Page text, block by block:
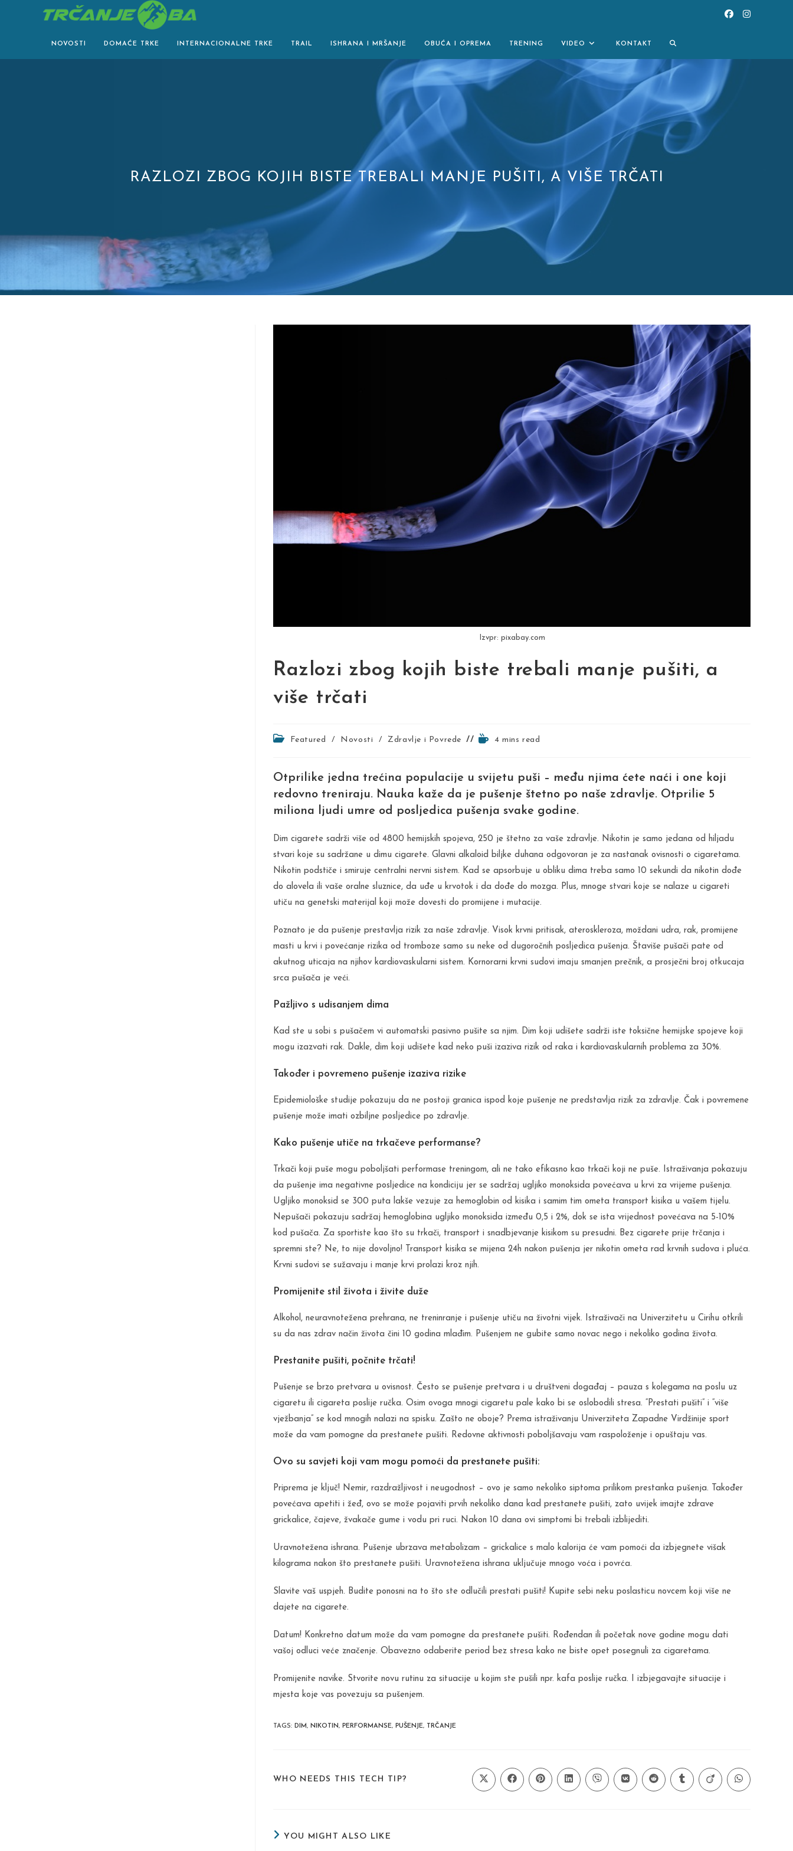
NOVOSTI DOMAĆE TRKE INTERNACIONALNE TRKE TRAIL ISHRANA I MRŠANJE OBUĆA I OPREMA TRENING VIDEO KONTAKT TOGGLE
WEBSITE
SEARCH
RAZLOZI ZBOG KOJIH BISTE TREBALI MANJE PUŠITI, A VIŠE TRČATI
Izvpr: pixabay.com
Razlozi zbog kojih biste trebali manje pušiti, a
više trčati
PostFeatured / Novosti / Zdravlje i Povrede
Reading4 mins read
Otprilike jedna trećina populacije u svijetu puši – među njima ćete naći i one koji
redovno treniraju. Nauka kaže da je pušenje štetno po naše zdravlje. Otprilie 5
miliona ljudi umre od posljedica pušenja svake godine.
Dim cigarete sadrži više od 4800 hemijskih spojeva, 250 je štetno za vaše zdravlje. Nikotin je samo jedana od hiljadu
stvari koje su sadržane u dimu cigarete. Glavni alkaloid biljke duhana odgovoran je za nastanak ovisnosti o cigaretama.
Nikotin podstiče i smiruje centralni nervni sistem. Kad se apsorbuje u obliku dima treba samo 10 sekundi da nikotin dođe
do alovela ili vaše oralne sluznice, da uđe u krvotok i da dođe do mozga. Plus, mnoge stvari koje se nalaze u cigareti
utiču na genetski materijal koji može dovesti do promijene i mutacije.
Poznato je da pušenje prestavlja rizik za naše zdravlje. Visok krvni pritisak, ateroskleroza, moždani udra, rak, promijene
masti u krvi i povećanje rizika od tromboze samo su neke od dugoročnih posljedica pušenja. Štaviše pušači pate od
akutnog uticaja na njihov kardiovaskularni sistem. Kornorarni krvni sudovi imaju smanjen prečnik, a prosječni broj otkucaja
srca pušača je veći.
Pažljivo s udisanjem dima
Kad ste u sobi s pušačem vi automatski pasivno pušite sa njim. Dim koji udišete sadrži iste toksične hemijske spojeve koji
mogu izazvati rak. Dakle, dim koji udišete kad neko puši izaziva rizik od raka i kardiovaskularnih problema za 30%.
Također i povremeno pušenje izaziva rizike
Epidemiološke studije pokazuju da ne postoji granica ispod koje pušenje ne predstavlja rizik za zdravlje. Čak i povremene
pušenje može imati ozbiljne posljedice po zdravlje.
Kako pušenje utiče na trkačeve performanse?
Trkači koji puše mogu poboljšati performase treningom, ali ne tako efikasno kao trkači koji ne puše. Istraživanja pokazuju
da pušenje ima negativne posljedice na kondiciju jer se sadržaj ugljiko monoksida povećava u krvi za vrijeme pušenja.
Ugljiko monoksid se 300 puta lakše vezuje za hemoglobin od kisika i samim tim ometa transport kisika u vašem tijelu.
Nepušači pokazuju sadržaj hemoglobina ugljiko monoksida između 0,5 i 2%, dok se ista vrijednost povećava na 5-10%
kod pušača. Za sportiste kao što su trkači, transport i snadbjevanje kisikom su presudni. Bez cigarete prije trčanja i
spremni ste? Ne, to nije dovoljno! Transport kisika se mijena 24h nakon pušenja jer nikotin ometa rad krvnih sudova i pluća.
Krvni sudovi se sužavaju i manje krvi prolazi kroz njih.
Promijenite stil života i živite duže
Alkohol, neuravnotežena prehrana, ne treninranje i pušenje utiču na životni vijek. Istraživači na Univerzitetu u Cirihu otkrili
su da nas zdrav način života čini 10 godina mlađim. Pušenjem ne gubite samo novac nego i nekoliko godina života.
Prestanite pušiti, počnite trčati!
Pušenje se brzo pretvara u ovisnost. Često se pušenje pretvara i u društveni događaj – pauza s kolegama na poslu uz
cigaretu ili cigareta poslije ručka. Osim ovoga mnogi cigaretu pale kako bi se oslobodili stresa. “Prestati pušiti” i “više
vježbanja” se kod mnogih nalazi na spisku. Zašto ne oboje? Prema istraživanju Univerziteta Zapadne Virdžinije sport
može da vam pomogne da prestanete pušiti. Redovne aktivnosti poboljšavaju vam raspoloženje i opuštaju vas.
Ovo su savjeti koji vam mogu pomoći da prestanete pušiti:
Priprema je ključ! Nemir, razdražljivost i neugodnost – ovo je samo nekoliko siptoma prilikom prestanka pušenja. Također
povećava apetiti i žeđ, ovo se može pojaviti prvih nekoliko dana kad prestanete pušiti, zato uvijek imajte zdrave
grickalice, čajeve, žvakače gume i vodu pri ruci. Nakon 10 dana ovi simptomi bi trebali izblijediti.
Uravnotežena ishrana. Pušenje ubrzava metabolizam – grickalice s malo kalorija će vam pomoći da izbjegnete višak
kilograma nakon što prestanete pušiti. Uravnotežena ishrana uključuje mnogo voća i povrća.
Slavite vaš uspjeh. Budite ponosni na to što ste odlučili prestati pušiti! Kupite sebi neku poslasticu novcem koji više ne
dajete na cigarete.
Datum! Konkretno datum može da vam pomogne da prestanete pušiti. Rođendan ili početak nove godine mogu dati
vašoj odluci veće značenje. Obavezno odaberite period bez stresa kako ne biste opet posegnuli za cigaretama.
Promijenite navike. Stvorite novu rutinu za situacije u kojim ste pušili npr. kafa poslije ručka. I izbjegavajte situacije i
mjesta koje vas povezuju sa pušenjem.
TAGS: DIM, NIKOTIN, PERFORMANSE, PUŠENJE, TRČANJE
WHO NEEDS THIS TECH TIP?
Opens
in
Opens
in
Opens
in
Opens
in
Opens
in
Opens
in
Opens
in
Opens
in
Opens
in
Opens
in
YOU MIGHT ALSO LIKE